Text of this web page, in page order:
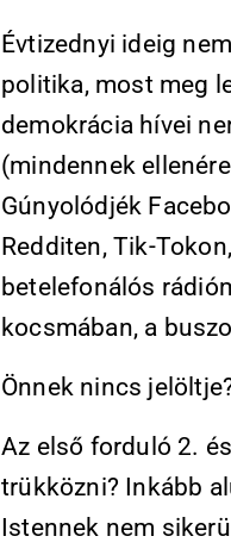
Évtizednyi ideig
politika, most meg
demokrácia hívei
(mindennek
Gúnyolódjék
Redditen, Tik-
betelefonálós
kocsmában, a
Önnek nincs
Az első forduló 2.
trükközni? Inkább
Istennek nem